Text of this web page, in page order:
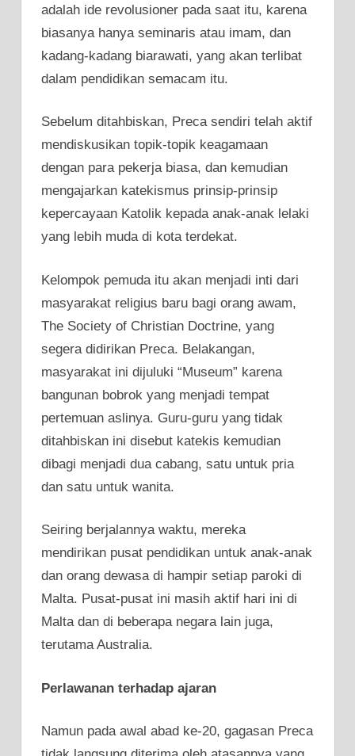
adalah ide revolusioner pada saat itu, karena
biasanya hanya seminaris atau imam, dan
kadang-kadang biarawati, yang akan terlibat
dalam pendidikan semacam itu.
Sebelum ditahbiskan, Preca sendiri telah aktif
mendiskusikan topik-topik keagamaan
dengan para pekerja biasa, dan kemudian
mengajarkan katekismus prinsip-prinsip
kepercayaan Katolik kepada anak-anak lelaki
yang lebih muda di kota terdekat.
Kelompok pemuda itu akan menjadi inti dari
masyarakat religius baru bagi orang awam,
The Society of Christian Doctrine, yang
segera didirikan Preca. Belakangan,
masyarakat ini dijuluki “Museum” karena
bangunan bobrok yang menjadi tempat
pertemuan aslinya. Guru-guru yang tidak
ditahbiskan ini disebut katekis kemudian
dibagi menjadi dua cabang, satu untuk pria
dan satu untuk wanita.
Seiring berjalannya waktu, mereka
mendirikan pusat pendidikan untuk anak-anak
dan orang dewasa di hampir setiap paroki di
Malta. Pusat-pusat ini masih aktif hari ini di
Malta dan di beberapa negara lain juga,
terutama Australia.
Perlawanan terhadap ajaran
Namun pada awal abad ke-20, gagasan Preca